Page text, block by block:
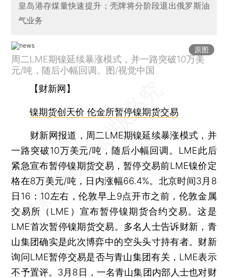
皇岛港存煤量快速提升；壳牌将分阶段退出俄罗斯油
气业务
原图
周二LME期镍延续暴涨模式，并一路突破10万美
元/吨，随后小幅回调。图/视觉中国
【财新网】
镍期货创天价 伦金所暂停镍期货交易
财新网报道，周二LME期镍延续暴涨模式，并
一路突破10万美元/吨，随后小幅回调。LME此后
紧急宣布暂停镍期货交易，暂停交易前LME镍价定
格在8万美元/吨，日内涨幅66.4%。北京时间3月8
日16：10左右，伦敦早上9点开市之前，伦敦金属
交易所（LME）宣布暂停镍期货合约交易。这是
LME首次暂停镍期货交易。多名人士告诉财新，青
山集团确实是此次博弈中的空头头寸持有者。财新
询问LME暂停交易是否与青山集团有关，LME表示
不予置评。3月8日，一名青山集团内部人士也对财